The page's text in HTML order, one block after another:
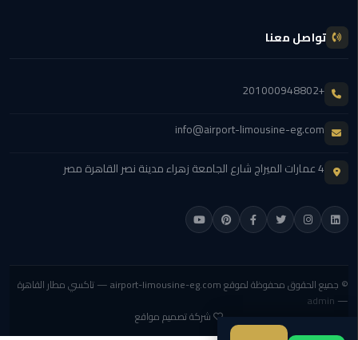
الاسكندريه
توصيل
برج
ايجار
توصيل
تواصل معنا
+201000948802
info@airport-limousine-eg.com
4 عمارات الميراج شارع الجامعة زهراء مدينة نصر القاهرة مصر
© جميع الحقوق محفوظة لموقعairport-limousine-eg.com— تاكسي مطار القاهرة
—
admin
شركة تصميم مواقع